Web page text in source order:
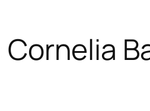
Cornelia